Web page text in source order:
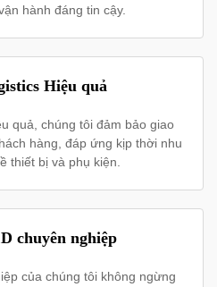
hành đáng tin cậy.
Hiệu quả
quả, chúng tôi đảm bảo giao
hàng, đáp ứng kịp thời nhu
thiết bị và phụ kiện.
chuyên nghiệp
của chúng tôi không ngừng